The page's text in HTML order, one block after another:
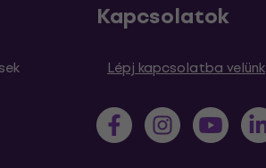
Kapcsolatok
Lépj kapcsolatba velünk